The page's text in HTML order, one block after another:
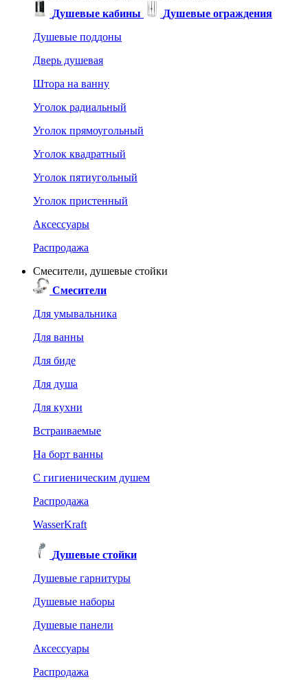
Душевые кабины
Душевые ограждения
Душевые поддоны
Дверь душевая
Штора на ванну
Уголок радиальный
Уголок прямоугольный
Уголок квадратный
Уголок пятиугольный
Уголок пристенный
Аксессуары
Распродажа
Смесители, душевые стойки
Смесители
Для умывальника
Для ванны
Для биде
Для душа
Для кухни
Встраиваемые
На борт ванны
C гигиеническим душем
Распродажа
WasserKraft
Душевые стойки
Душевые гарнитуры
Душевые наборы
Душевые панели
Аксессуары
Распродажа